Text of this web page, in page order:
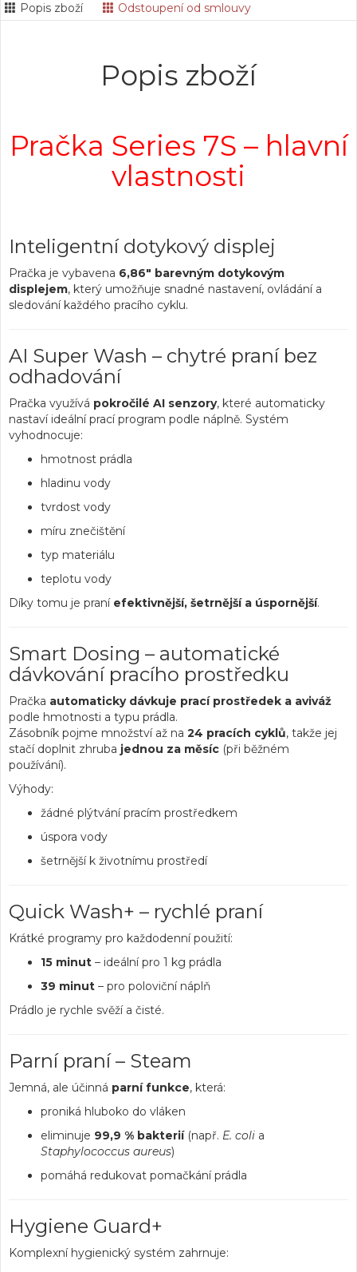
Popis zboží Odstoupení od smlouvy
Popis zboží
Pračka Series 7S – hlavní
vlastnosti
Inteligentní dotykový displej
Pračka je vybavena 6,86" barevným dotykovým
displejem, který umožňuje snadné nastavení, ovládání a
sledování každého pracího cyklu.
AI Super Wash – chytré praní bez
odhadování
Pračka využívá pokročilé AI senzory, které automaticky
nastaví ideální prací program podle náplně. Systém
vyhodnocuje:
hmotnost prádla
hladinu vody
tvrdost vody
míru znečištění
typ materiálu
teplotu vody
Díky tomu je praní efektivnější, šetrnější a úspornější.
Smart Dosing – automatické
dávkování pracího prostředku
Pračka automaticky dávkuje prací prostředek a aviváž
podle hmotnosti a typu prádla.
Zásobník pojme množství až na 24 pracích cyklů, takže jej
stačí doplnit zhruba jednou za měsíc (při běžném
používání).
Výhody:
žádné plýtvání pracím prostředkem
úspora vody
šetrnější k životnímu prostředí
Quick Wash+ – rychlé praní
Krátké programy pro každodenní použití:
15 minut – ideální pro 1 kg prádla
39 minut – pro poloviční náplň
Prádlo je rychle svěží a čisté.
Parní praní – Steam
Jemná, ale účinná parní funkce, která:
proniká hluboko do vláken
eliminuje 99,9 % bakterií(např. E. coli a
Staphylococcus aureus)
pomáhá redukovat pomačkání prádla
Hygiene Guard+
Komplexní hygienický systém zahrnuje: